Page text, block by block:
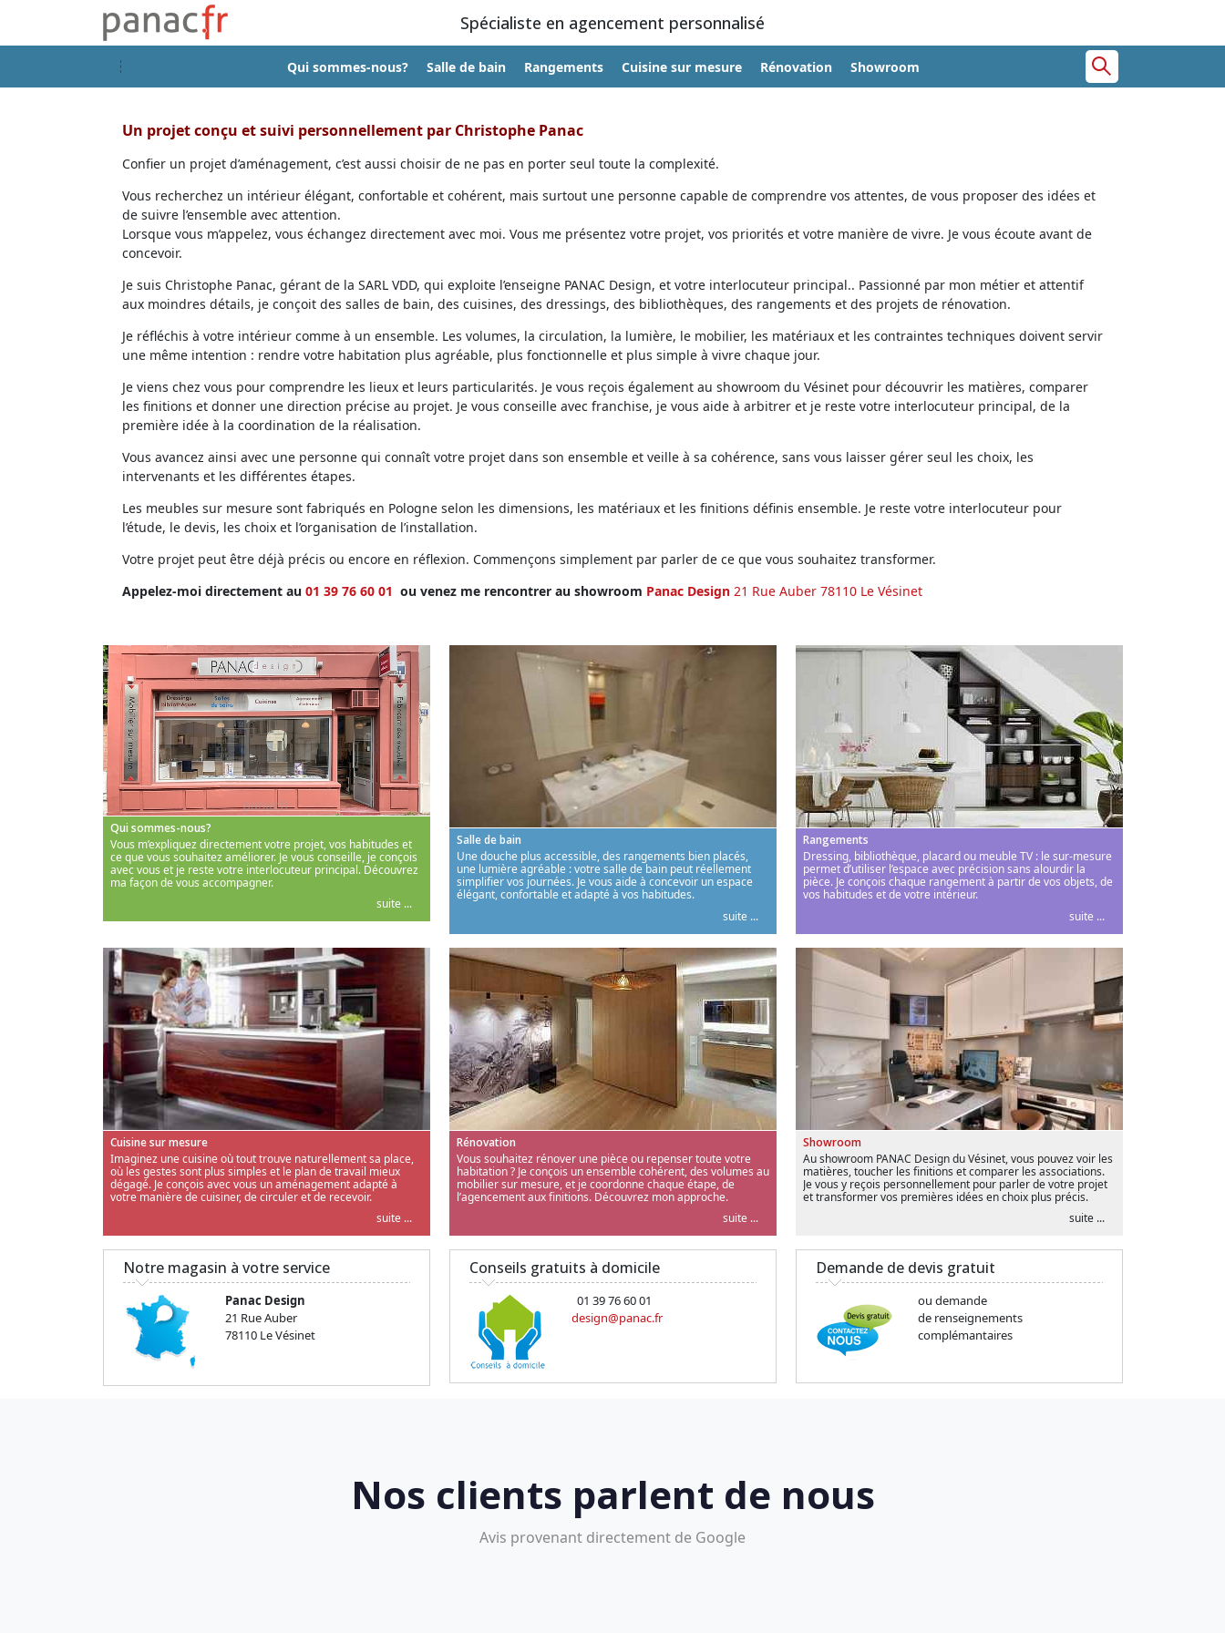
Spécialiste en agencement personnalisé
Qui sommes-nous? Salle de bain Rangements Cuisine sur mesure Rénovation Showroom
Un projet conçu et suivi personnellement par Christophe Panac
Confier un projet d’aménagement, c’est aussi choisir de ne pas en porter seul toute la complexité.
Vous recherchez un intérieur élégant, confortable et cohérent, mais surtout une personne capable de comprendre vos attentes, de vous proposer des idées et
de suivre l’ensemble avec attention.
Lorsque vous m’appelez, vous échangez directement avec moi. Vous me présentez votre projet, vos priorités et votre manière de vivre. Je vous écoute avant de
concevoir.
Je suis Christophe Panac, gérant de la SARL VDD, qui exploite l’enseigne PANAC Design, et votre interlocuteur principal.. Passionné par mon métier et attentif
aux moindres détails, je conçoit des salles de bain, des cuisines, des dressings, des bibliothèques, des rangements et des projets de rénovation.
Je réfléchis à votre intérieur comme à un ensemble. Les volumes, la circulation, la lumière, le mobilier, les matériaux et les contraintes techniques doivent servir
une même intention : rendre votre habitation plus agréable, plus fonctionnelle et plus simple à vivre chaque jour.
Je viens chez vous pour comprendre les lieux et leurs particularités. Je vous reçois également au showroom du Vésinet pour découvrir les matières, comparer
les finitions et donner une direction précise au projet. Je vous conseille avec franchise, je vous aide à arbitrer et je reste votre interlocuteur principal, de la
première idée à la coordination de la réalisation.
Vous avancez ainsi avec une personne qui connaît votre projet dans son ensemble et veille à sa cohérence, sans vous laisser gérer seul les choix, les
intervenants et les différentes étapes.
Les meubles sur mesure sont fabriqués en Pologne selon les dimensions, les matériaux et les finitions définis ensemble. Je reste votre interlocuteur pour
l’étude, le devis, les choix et l’organisation de l’installation.
Votre projet peut être déjà précis ou encore en réflexion. Commençons simplement par parler de ce que vous souhaitez transformer.
Appelez-moi directement au 01 39 76 60 01 ou venez me rencontrer au showroom Panac Design 21 Rue Auber 78110 Le Vésinet
Qui sommes-nous?
Vous m’expliquez directement votre projet, vos habitudes et
ce que vous souhaitez améliorer. Je vous conseille, je conçois
avec vous et je reste votre interlocuteur principal. Découvrez
ma façon de vous accompagner.
suite ...
Salle de bain
Une douche plus accessible, des rangements bien placés,
une lumière agréable : votre salle de bain peut réellement
simplifier vos journées. Je vous aide à concevoir un espace
élégant, confortable et adapté à vos habitudes.
suite ...
Rangements
Dressing, bibliothèque, placard ou meuble TV : le sur-mesure
permet d’utiliser l’espace avec précision sans alourdir la
pièce. Je conçois chaque rangement à partir de vos objets, de
vos habitudes et de votre intérieur.
suite ...
Cuisine sur mesure
Imaginez une cuisine où tout trouve naturellement sa place,
où les gestes sont plus simples et le plan de travail mieux
dégagé. Je conçois avec vous un aménagement adapté à
votre manière de cuisiner, de circuler et de recevoir.
suite ...
Rénovation
Vous souhaitez rénover une pièce ou repenser toute votre
habitation ? Je conçois un ensemble cohérent, des volumes au
mobilier sur mesure, et je coordonne chaque étape, de
l’agencement aux finitions. Découvrez mon approche.
suite ...
Showroom
Au showroom PANAC Design du Vésinet, vous pouvez voir les
matières, toucher les finitions et comparer les associations.
Je vous y reçois personnellement pour parler de votre projet
et transformer vos premières idées en choix plus précis.
suite ...
Notre magasin à votre service
Panac Design
21 Rue Auber
78110 Le Vésinet
Conseils gratuits à domicile
01 39 76 60 01
design@panac.fr
Demande de devis gratuit
ou demande
de renseignements
complémantaires
Nos clients parlent de nous
Avis provenant directement de Google